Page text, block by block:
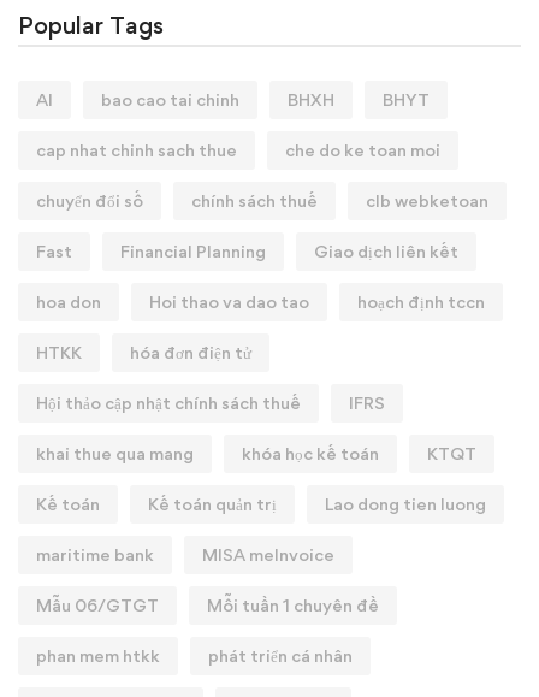
Popular Tags
AI bao cao tai chinh BHXH BHYT
cap nhat chinh sach thue che do ke toan moi
chuyển đổi số chính sách thuế clb webketoan
Fast Financial Planning Giao dịch liên kết
hoa don Hoi thao va dao tao hoạch định tccn
HTKK hóa đơn điện tử
Hội thảo cập nhật chính sách thuế IFRS
khai thue qua mang khóa học kế toán KTQT
Kế toán Kế toán quản trị Lao dong tien luong
maritime bank MISA meInvoice
Mẫu 06/GTGT Mỗi tuần 1 chuyên đề
phan mem htkk phát triển cá nhân